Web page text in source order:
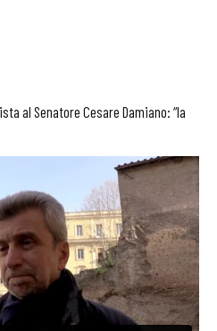
al Senatore Cesare Damiano: “la